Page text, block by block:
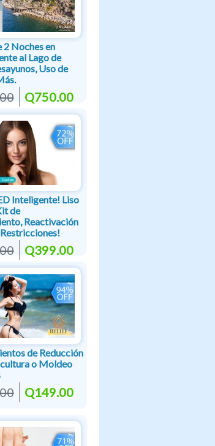
2 Noches en
al Lago de
Uso de
Q750.00
Inteligente! Liso
de
Reactivación
Q399.00
de Reducción
o Moldeo
Q149.00